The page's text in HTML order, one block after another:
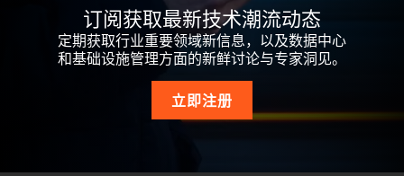
订阅获取最新技术潮流动态
定期获取行业重要领域新信息，以及数据中心
和基础设施管理方面的新鲜讨论与专家洞见。
立即注册